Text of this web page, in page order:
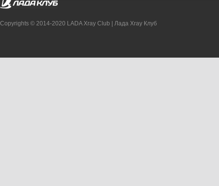
Copyrights © 2014-2020 LADA Xray Club | Лада Xray Клуб